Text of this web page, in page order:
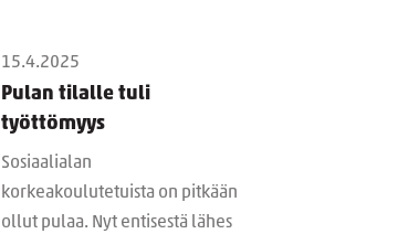
15.4.2025
Pulan tilalle tuli
työttömyys
Sosiaalialan
korkeakoulutetuista on pitkään
ollut pulaa. Nyt entisestä lähes